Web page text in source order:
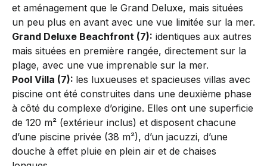
et aménagement que le Grand Deluxe, mais situées
un peu plus en avant avec une vue limitée sur la mer.
Grand Deluxe Beachfront (7): identiques aux autres
mais situées en première rangée, directement sur la
plage, avec une vue imprenable sur la mer.
Pool Villa (7): les luxueuses et spacieuses villas avec
piscine ont été construites dans une deuxième phase
à côté du complexe d’origine. Elles ont une superficie
de 120 m² (extérieur inclus) et disposent chacune
d’une piscine privée (38 m²), d’un jacuzzi, d’une
douche à effet pluie en plein air et de chaises